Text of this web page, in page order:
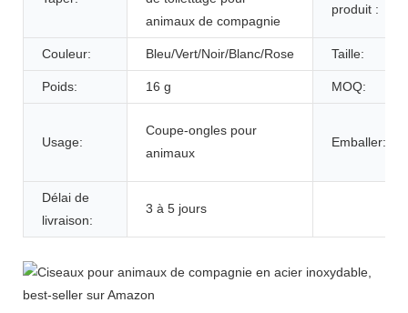
animaux de compagnie
produit :
Couleur: Bleu/Vert/Noir/Blanc/Rose Taille:
Poids: 16 g MOQ:
Usage:
Coupe-ongles pour
animaux
Emballer:
Délai de
livraison:
3 à 5 jours